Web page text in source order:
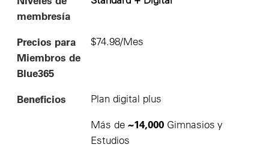
membresía
Precios para
Miembros de
Blue365
$74.98/Mes
Beneficios Plan digital plus
Más de~14,000Gimnasios y
Estudios